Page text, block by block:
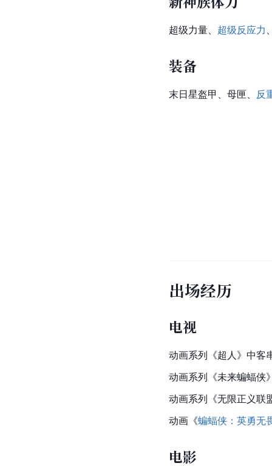
超级力量、 超级反应力
装备
末日星盔甲、母匣、 反
出场经历
电视
动画系列《超人》中客
动画系列《未来蝙蝠侠
动画系列《无限正义联
动画《蝙蝠侠：英勇无
电影